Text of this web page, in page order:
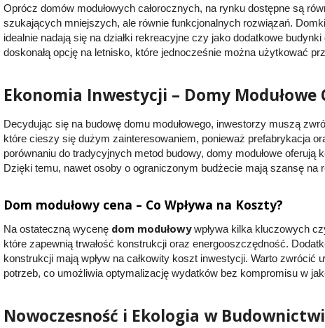
Oprócz domów modułowych całorocznych, na rynku dostępne są
szukających mniejszych, ale równie funkcjonalnych rozwiązań.
idealnie nadają się na działki rekreacyjne czy jako dodatkowe
doskonałą opcję na letnisko, które jednocześnie można użytkować
Ekonomia Inwestycji – Domy Modułowe
Decydując się na budowę domu modułowego, inwestorzy muszą
które cieszy się dużym zainteresowaniem, ponieważ prefabrykacja
porównaniu do tradycyjnych metod budowy, domy modułowe
Dzięki temu, nawet osoby o ograniczonym budżecie mają szansę na
Dom modułowy cena – Co Wpływa na Koszty?
Na ostateczną wycenę dom modułowywpływa kilka kluczowych
które zapewnią trwałość konstrukcji oraz energooszczędność.
konstrukcji mają wpływ na całkowity koszt inwestycji. Warto
potrzeb, co umożliwia optymalizację wydatków bez kompromisu w
Nowoczesność i Ekologia w